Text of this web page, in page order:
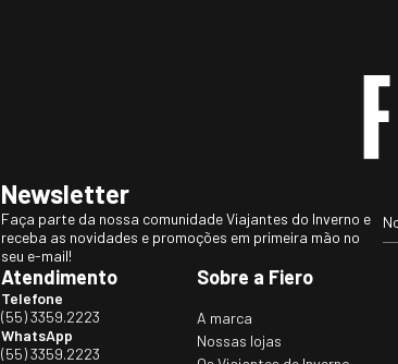
Newsletter
Faça parte da nossa comunidade Viajantes do Inverno e
receba as novidades e promoções em primeira mão no
seu e-mail!
Atendimento
Telefone
(55) 3359.2223
WhatsApp
(55) 3359.2223
Sobre a Fiero
A marca
Nossas lojas